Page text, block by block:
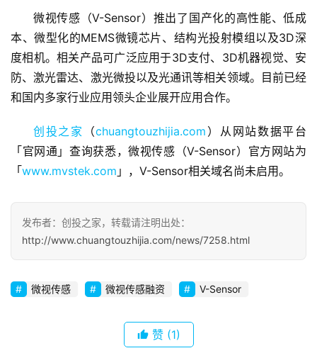
融
资
报
道
业
观
初
创
企
业
投稿
微视传感（V-Sensor）推出了国产化的高性能、低成
本、微型化的MEMS微镜芯片、结构光投射模组以及3D深
度相机。相关产品可广泛应用于3D支付、3D机器视觉、安
防、激光雷达、激光微投以及光通讯等相关领域。目前已经
和国内多家行业应用领头企业展开应用合作。
创投之家 （chuangtouzhijia.com ）从网站数据平台
「官网通」查询获悉，微视传感（V-Sensor）官方网站为
「www.mvstek.com 」，V-Sensor相关域名尚未启用。
发布者：创投之家，转载请注明出处：
http://www.chuangtouzhijia.com/news/7258.html
微视传感 微视传感融资 V-Sensor
赞 (1)